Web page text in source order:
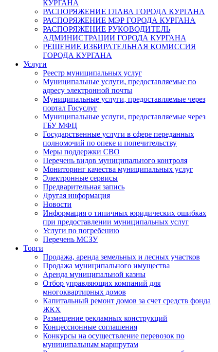
КУРГАНА
РАСПОРЯЖЕНИЕ ГЛАВА ГОРОДА КУРГАНА
РАСПОРЯЖЕНИЕ МЭР ГОРОДА КУРГАНА
РАСПОРЯЖЕНИЕ РУКОВОДИТЕЛЬ
АДМИНИСТРАЦИИ ГОРОДА КУРГАНА
РЕШЕНИЕ ИЗБИРАТЕЛЬНАЯ КОМИССИЯ
ГОРОДА КУРГАНА
Услуги
Реестр муниципальных услуг
Муниципальные услуги, предоставляемые по
адресу электронной почты
Муниципальные услуги, предоставляемые через
портал Госуслуг
Муниципальные услуги, предоставляемые через
ГБУ МФЦ
Государственные услуги в сфере переданных
полномочий по опеке и попечительству
Меры поддержки СВО
Перечень видов муниципального контроля
Мониторинг качества муниципальных услуг
Электронные сервисы
Предварительная запись
Другая информация
Новости
Информация о типичных юридических ошибках
при предоставлении муниципальных услуг
Услуги по погребению
Перечень МСЗУ
Торги
Продажа, аренда земельных и лесных участков
Продажа муниципального имущества
Аренда муниципальной казны
Отбор управляющих компаний для
многоквартирных домов
Капитальный ремонт домов за счет средств фонда
ЖКХ
Размещение рекламных конструкций
Концессионные соглашения
Конкурсы на осуществление перевозок по
муниципальным маршрутам